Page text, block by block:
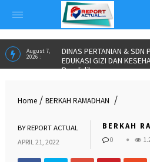
EDUKASI GIZI DAN
Pendidikan
June 23,
2026 :
ALUMNI PARTNERSHIP
IKA SPs UNNES PERKUAT
BEASISWA”in
Home / BERKAH RAMADHAN /
BYREPORT ACTUAL
APRIL 21, 2022
BERKAH
0